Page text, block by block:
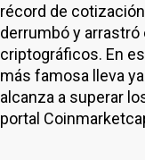
récord de
derrumbó y
criptográficos. En
más famosa lleva
alcanza a superar
portal